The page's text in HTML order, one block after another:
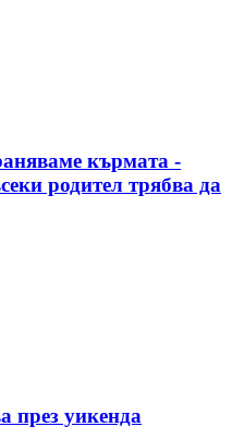
кърмата -
родител трябва да
през уикенда